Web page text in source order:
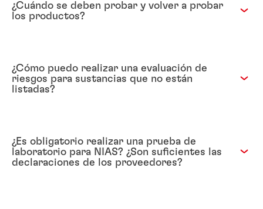
¿Cuándo se deben probar y volver a probar
los productos?
¿Cómo puedo realizar una evaluación de
riesgos para sustancias que no están
listadas?
¿Es obligatorio realizar una prueba de
laboratorio para NIAS? ¿Son suficientes las
declaraciones de los proveedores?